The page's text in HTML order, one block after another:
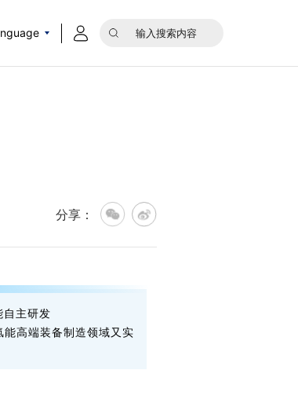
分享：
自主研发
高端装备制造领域又实